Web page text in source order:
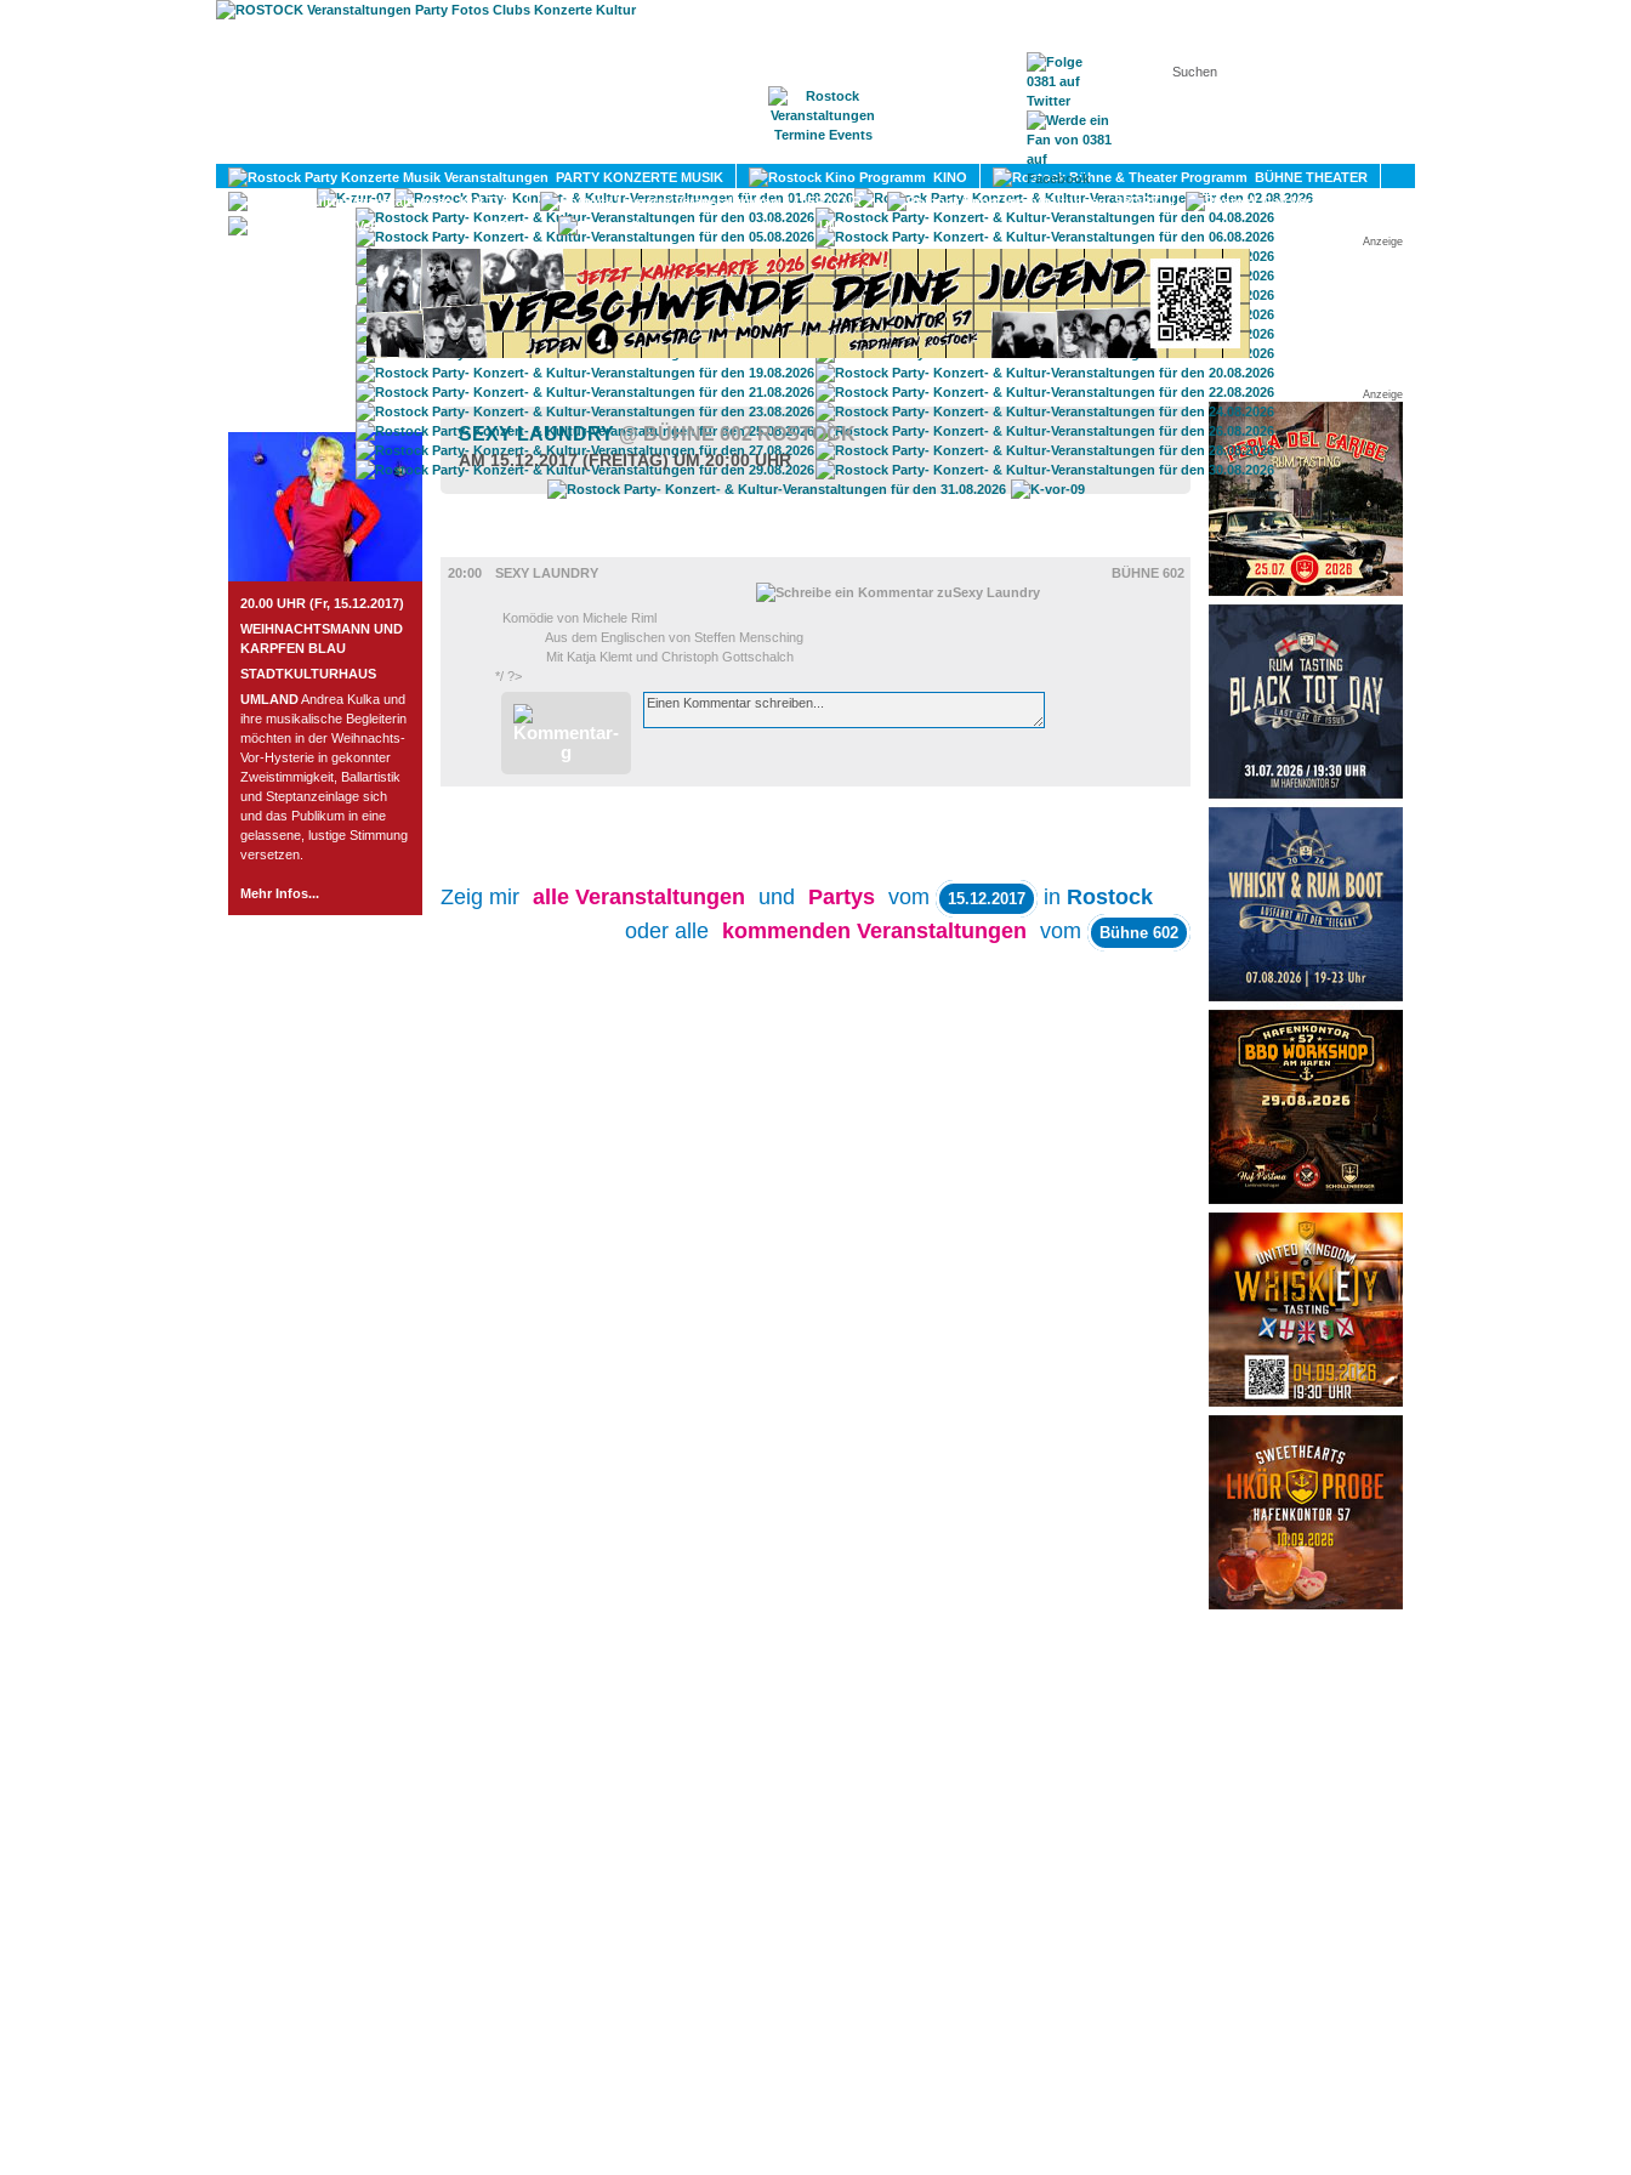
KONTAKT
PARTY KONZERTE MUSIK KINO
BÜHNE THEATER
KULTUR
LITERATUR SPORT
DIVERSES
UMLAND
Anzeige
ROSTOCK TAGESTIPP
20.00 UHR (Fr, 15.12.2017)
WEIHNACHTSMANN UND
KARPFEN BLAU
STADTKULTURHAUS
UMLANDAndrea Kulka und
ihre musikalische Begleiterin
möchten in der Weihnachts-
Vor-Hysterie in gekonnter
Zweistimmigkeit, Ballartistik
und Steptanzeinlage sich
und das Publikum in eine
gelassene, lustige Stimmung
versetzen.
Mehr Infos...
Anzeige
SEXY LAUNDRY@ BÜHNE 602 ROSTOCK
AM 15.12.2017 (FREITAG) UM 20:00 UHR
20:00
SEXY LAUNDRY BÜHNE 602
Komödie von Michele Riml
Aus dem Englischen von Steffen Mensching
Mit Katja Klemt und Christoph Gottschalch
*/ ?>
Zeig mir alle Veranstaltungen und Partys vom 15.12.2017 in Rostock
oder alle
kommenden Veranstaltungen vom Bühne 602